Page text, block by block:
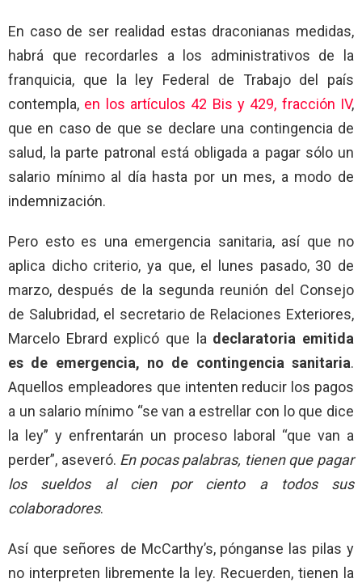
En caso de ser realidad estas draconianas medidas,
habrá que recordarles a los administrativos de la
franquicia, que la ley Federal de Trabajo del país
contempla, en los artículos 42 Bis y 429, fracción IV,
que en caso de que se declare una contingencia de
salud, la parte patronal está obligada a pagar sólo un
salario mínimo al día hasta por un mes, a modo de
indemnización.
Pero esto es una emergencia sanitaria, así que no
aplica dicho criterio, ya que, el lunes pasado, 30 de
marzo, después de la segunda reunión del Consejo
de Salubridad, el secretario de Relaciones Exteriores,
Marcelo Ebrard explicó que la declaratoria emitida
es de emergencia, no de contingencia sanitaria.
Aquellos empleadores que intenten reducir los pagos
a un salario mínimo “se van a estrellar con lo que dice
la ley” y enfrentarán un proceso laboral “que van a
perder”, aseveró. En pocas palabras, tienen que pagar
los sueldos al cien por ciento a todos sus
colaboradores.
Así que señores de McCarthy’s, pónganse las pilas y
no interpreten libremente la ley. Recuerden, tienen la